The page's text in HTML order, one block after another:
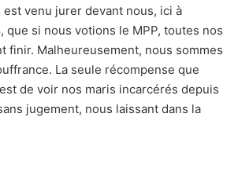
est venu jurer devant nous, ici à
que si nous votions le MPP, toutes nos
finir. Malheureusement, nous sommes
La seule récompense que
de voir nos maris incarcérés depuis
jugement, nous laissant dans la